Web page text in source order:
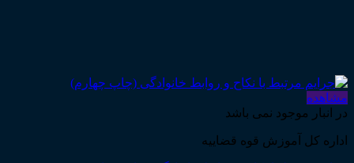
مشاهده
در انبار موجود نمی باشد
اداره کل آموزش قوه قضاییه